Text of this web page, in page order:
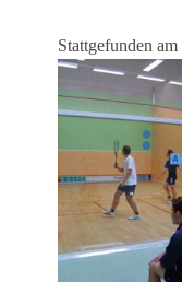
Stattgefunden am